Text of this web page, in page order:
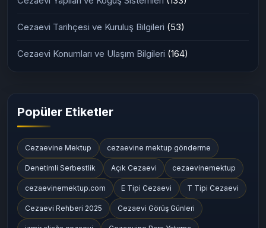
Ziyaret Günleri ve Kuralları (163)
Cezaevi Kaç Kişilik?(19)
Cezaevi Yapıları ve Koğuş Sistemleri (133)
Cezaevi Konumları ve Ulaşım Bilgileri
Popüler Etiketler
Cezaevine Mektup cezaevine mektup gönderme